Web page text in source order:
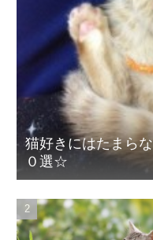
猫好きにはたまら
０選☆